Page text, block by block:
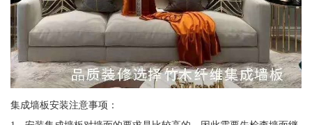
集成墙板安装注意事项：